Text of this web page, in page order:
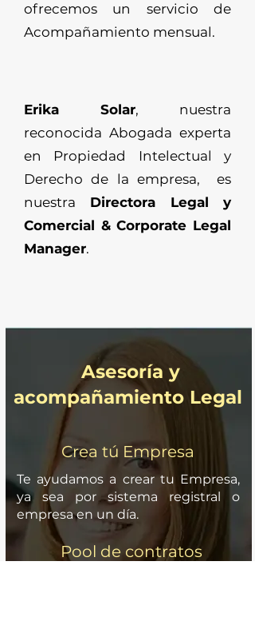
ofrecemos un servicio de
Acompañamiento mensual.
Erika Solar, nuestra
reconocida Abogada experta
en Propiedad Intelectual y
Derecho de la empresa, es
nuestra Directora Legal y
Comercial & Corporate Legal
Manager.
Te ayudamos a crear tu Empresa,
ya sea por sistema registral o
empresa en un día.
Pool de contratos
Asesoría y
acompañamiento Legal
Crea tú Empresa